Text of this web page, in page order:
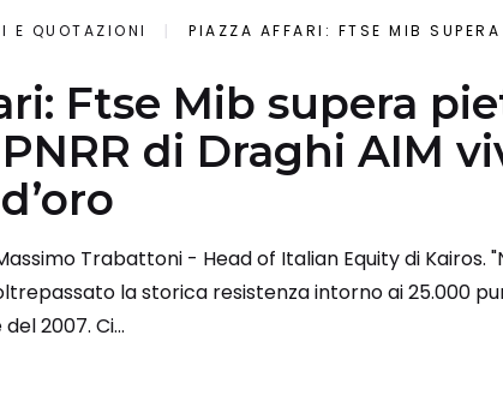
E QUOTAZIONI PIAZZA AFFARI: FTSE MIB SUPERA PIETRA MILIARE, E GRAZIE
Ftse Mib supera
di Draghi AIM
Trabattoni - Head of Italian Equity di Kairos.
la storica resistenza intorno ai 25.000
2007. Ci...